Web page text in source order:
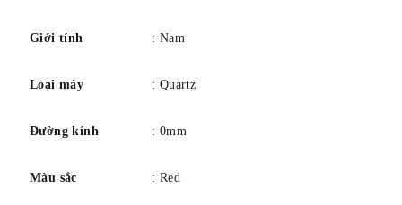
Giới tính : Nam
Loại máy : Quartz
Đường kính : 0mm
Màu sắc : Red